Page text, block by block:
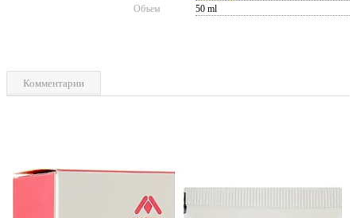
Объем
50 ml
Комментарии